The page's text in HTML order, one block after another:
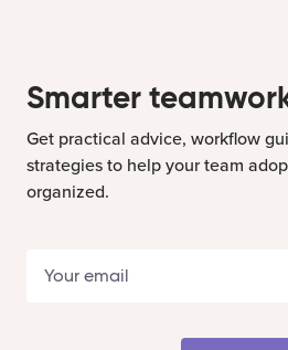
Smarter
Get practical advice, workflow
strategies to help your team
organized.